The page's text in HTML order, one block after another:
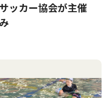
ッカー協会が主催